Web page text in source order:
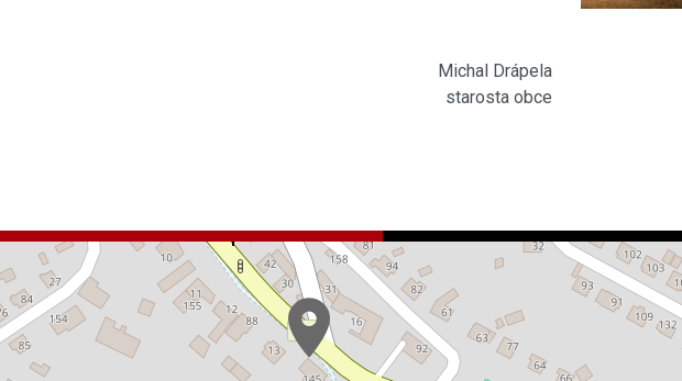
Michal Drápela
starosta obce